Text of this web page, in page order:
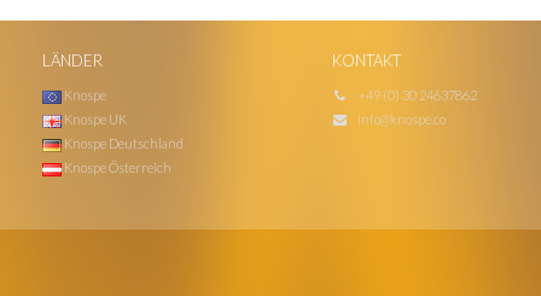
LÄNDER
Knospe
Knospe UK
Knospe Deutschland
Knospe Österreich
KONTAKT
+49 (0) 30 24637862
info@knospe.co